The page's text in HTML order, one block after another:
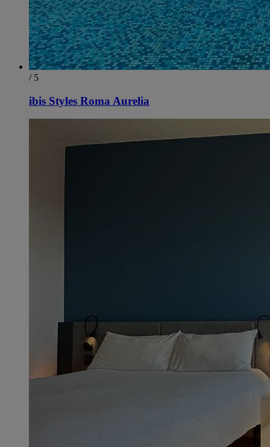
/ 5
ibis Styles Roma Aurelia